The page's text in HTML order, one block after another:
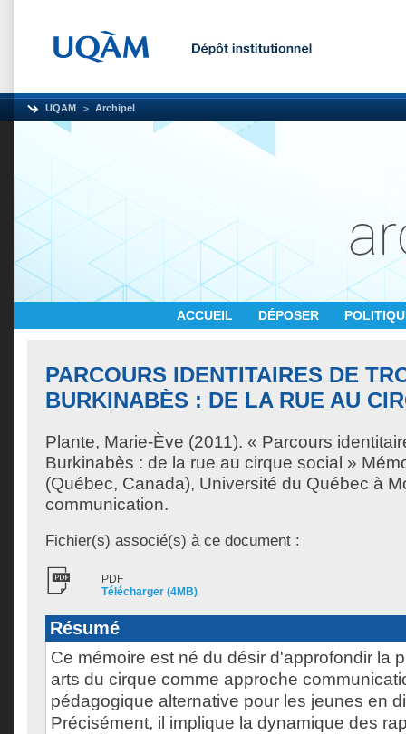
UQAM Archipel
ACCUEIL DÉPOSER
PARCOURS IDENTITAIRES DE
BURKINABÈS : DE LA RUE AU
Plante, Marie-Ève (2011). « Parcours
Burkinabès : de la rue au cirque social »
(Québec, Canada), Université du Québec à
communication.
Fichier(s) associé(s) à ce document :
PDF
Télécharger (4MB)
Résumé
Ce mémoire est né du désir d'approfondir la
arts du cirque comme approche
pédagogique alternative pour les jeunes en
Précisément, il implique la dynamique des